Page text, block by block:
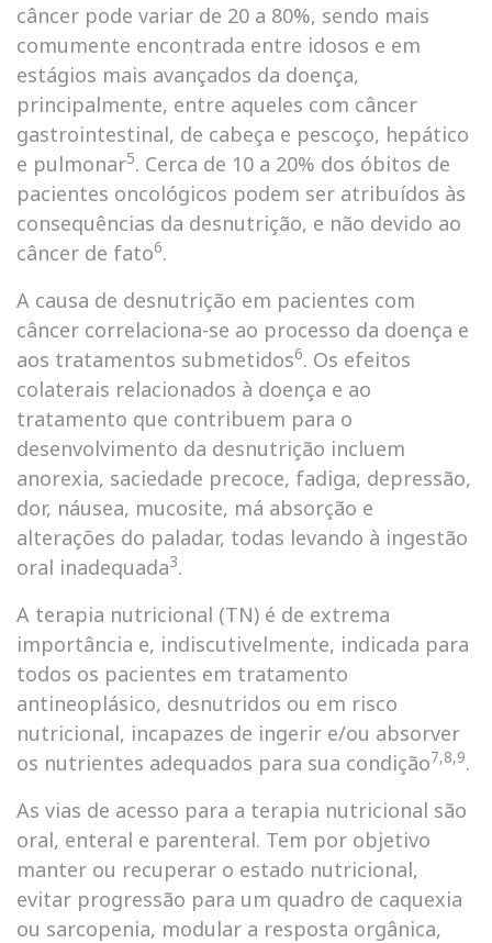
câncer pode variar de 20 a 80%, sendo mais
comumente encontrada entre idosos e em
estágios mais avançados da doença,
principalmente, entre aqueles com câncer
gastrointestinal, de cabeça e pescoço, hepático
e pulmonar5. Cerca de 10 a 20% dos óbitos de
pacientes oncológicos podem ser atribuídos às
consequências da desnutrição, e não devido ao
câncer de fato6.
A causa de desnutrição em pacientes com
câncer correlaciona-se ao processo da doença e
aos tratamentos submetidos6. Os efeitos
colaterais relacionados à doença e ao
tratamento que contribuem para o
desenvolvimento da desnutrição incluem
anorexia, saciedade precoce, fadiga, depressão,
dor, náusea, mucosite, má absorção e
alterações do paladar, todas levando à ingestão
oral inadequada3.
A terapia nutricional (TN) é de extrema
importância e, indiscutivelmente, indicada para
todos os pacientes em tratamento
antineoplásico, desnutridos ou em risco
nutricional, incapazes de ingerir e/ou absorver
os nutrientes adequados para sua condição7,8,9.
As vias de acesso para a terapia nutricional são
oral, enteral e parenteral. Tem por objetivo
manter ou recuperar o estado nutricional,
evitar progressão para um quadro de caquexia
ou sarcopenia, modular a resposta orgânica,